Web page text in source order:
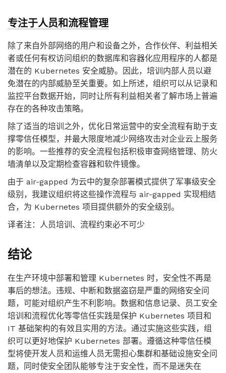
专注于人员和流程管理
除了来自外部网络的用户和设备之外，合作伙伴、利益相关
者或任何有权访问组织的数据库和容器化应用程序的人都是
潜在的 Kubernetes 安全威胁。因此，培训内部人员以避
免潜在的内部威胁至关重要。如上所述，组织可以从记录和
监控平台数据开始，同时让所有利益相关者了解市场上普遍
存在的各种攻击策略。
除了适当的培训之外，优化日常运营中的安全流程有助于支
撑零信任模型，并最大限度地减少网络攻击对企业云上服务
的影响。一些推荐的安全流程包括积极审查网络管理、防火
墙清单以及定期检查容器和软件镜像。
由于 air-gapped 为云中的复杂部署模式提供了军事级安全
级别，我建议组织将这些操作流程与 air-gapped 实现相结
合，为 Kubernetes 项目提供额外的安全级别。
译者注：人员培训、流程约束必不可少
结论
在生产环境中部署和管理 Kubernetes 时，安全性不再是
事后的想法。违规、中断和数据盗窃是严重的网络安全问
题，可能对组织产生不利影响。数据和信息记录、员工安全
培训和流程优化等零信任实践是保护 Kubernetes 项目和
IT 基础架构的有效且实用的方法。通过实施这些实践，组
织可以更好地保护 Kubernetes 部署。遵循这种零信任模
型将使开发人员和运维人员无需担心集群和基础设施安全问
题，同时使安全团队能够专注于安全性，而不是迷失在